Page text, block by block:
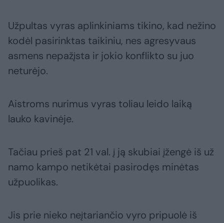
Užpultas vyras aplinkiniams tikino, kad nežino
kodėl pasirinktas taikiniu, nes agresyvaus
asmens nepažįsta ir jokio konflikto su juo
neturėjo.
Aistroms nurimus vyras toliau leido laiką
lauko kavinėje.
Tačiau prieš pat 21 val. į ją skubiai įžengė iš už
namo kampo netikėtai pasirodęs minėtas
užpuolikas.
Jis prie nieko neįtariančio vyro pripuolė iš